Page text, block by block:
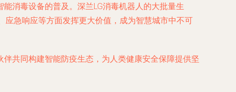
消毒设备的普及。深兰LG消毒机器人的大批量生
急响应等方面发挥更大价值，成为智慧城市中不可
共同构建智能防疫生态，为人类健康安全保障提供坚